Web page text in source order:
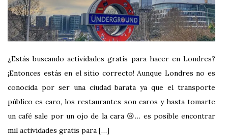
¿Estás buscando actividades gratis para hacer en Londres?
¡Entonces estás en el sitio correcto! Aunque Londres no es
conocida por ser una ciudad barata ya que el transporte
público es caro, los restaurantes son caros y hasta tomarte
un café sale por un ojo de la cara 😢… es posible encontrar
mil actividades gratis para […]